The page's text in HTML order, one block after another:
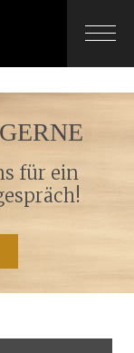
für ein